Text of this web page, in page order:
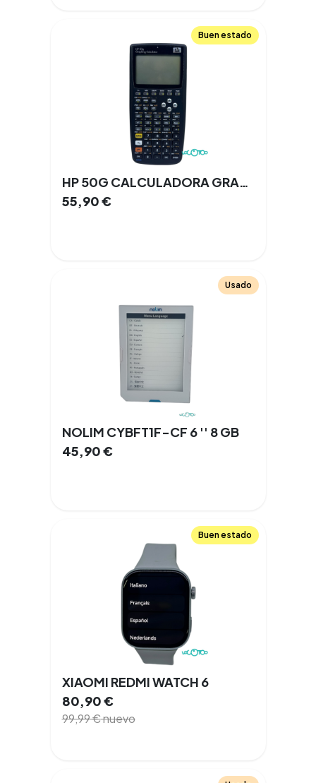
Buen estado
HP 50G CALCULADORA GRAFICA
55,90€
Usado
NOLIM CYBFT1F-CF 6 '' 8 GB
45,90€
Buen estado
XIAOMI REDMI WATCH 6
80,90€
99,99€nuevo